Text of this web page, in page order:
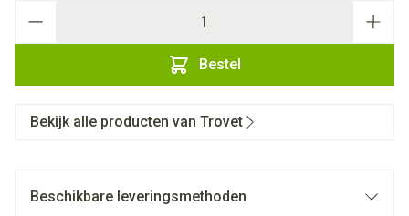
Bestel
Bekijk alle producten van Trovet
Beschikbare leveringsmethoden